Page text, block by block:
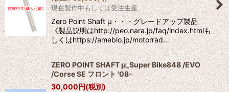
現在製作中もしくは受注生産
Zero Point Shaft μ・・・グレードアップ製品
《製品説明はhttp://peo.nara.jp/faq/index.htmlも
しくはhttps://ameblo.jp/motorrad…
ZERO POINT SHAFT μ_Super Bike848 /EVO
/Corse SE フロント '08-
30,000円(税別)